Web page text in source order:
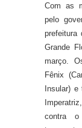
Com as
pelo
prefeitura
Grande
março.
Fênix
Insular) e
contra